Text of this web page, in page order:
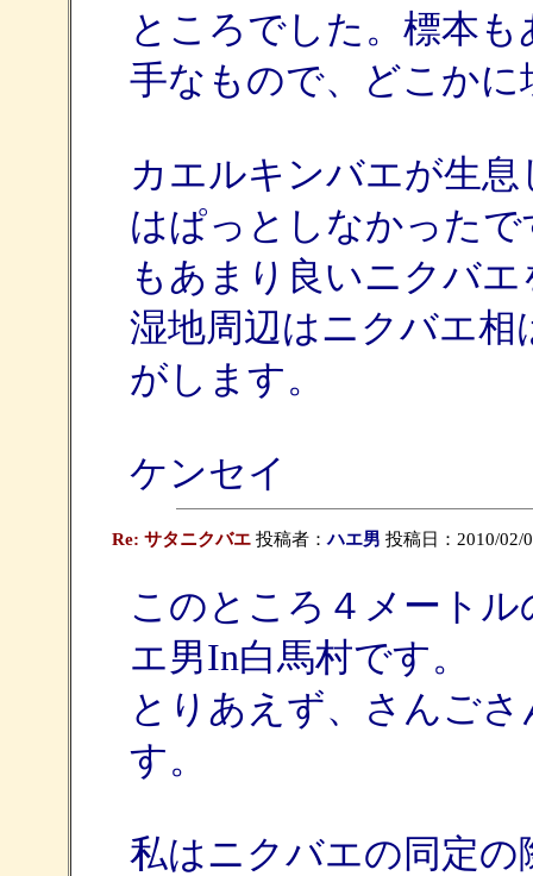
ところでした。標本
手なもので、どこか
カエルキンバエが生
はぱっとしなかった
もあまり良いニクバ
湿地周辺はニクバエ
がします。
ケンセイ
Re: サタニクバエ投稿者：ハエ男 投稿日：2010/02/
このところ４メート
エ男In白馬村です。
とりあえず、さんご
す。
私はニクバエの同定